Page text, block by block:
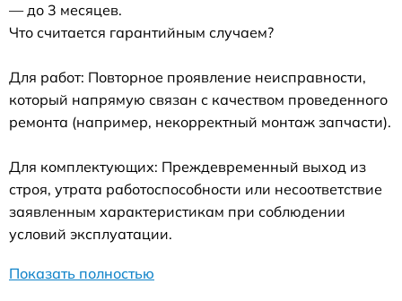
— до 3 месяцев.
Что считается гарантийным случаем?
Для работ: Повторное проявление неисправности,
который напрямую связан с качеством проведенного
ремонта (например, некорректный монтаж запчасти).
Для комплектующих: Преждевременный выход из
строя, утрата работоспособности или несоответствие
заявленным характеристикам при соблюдении
условий эксплуатации.
Показать полностью